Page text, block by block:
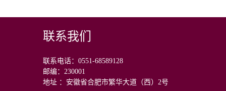
联系我们
联系电话：0551-68589128
邮编：230001
地址 ：安徽省合肥市繁华大道（西）2号